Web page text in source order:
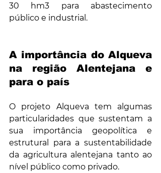
30 hm3 para abastecimento
público e industrial.
A importância do Alqueva
na região Alentejana e
para o país
O projeto Alqueva tem algumas
particularidades que sustentam a
sua importância geopolítica e
estrutural para a sustentabilidade
da agricultura alentejana tanto ao
nível público como privado.